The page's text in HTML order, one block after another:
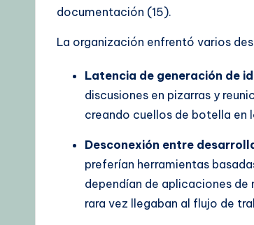
documentación (15).
La organización enfrentó varios
Latencia de generación de
discusiones en pizarras y
creando cuellos de botella en
Desconexión entre
preferían herramientas
dependían de aplicaciones
rara vez llegaban al flujo de